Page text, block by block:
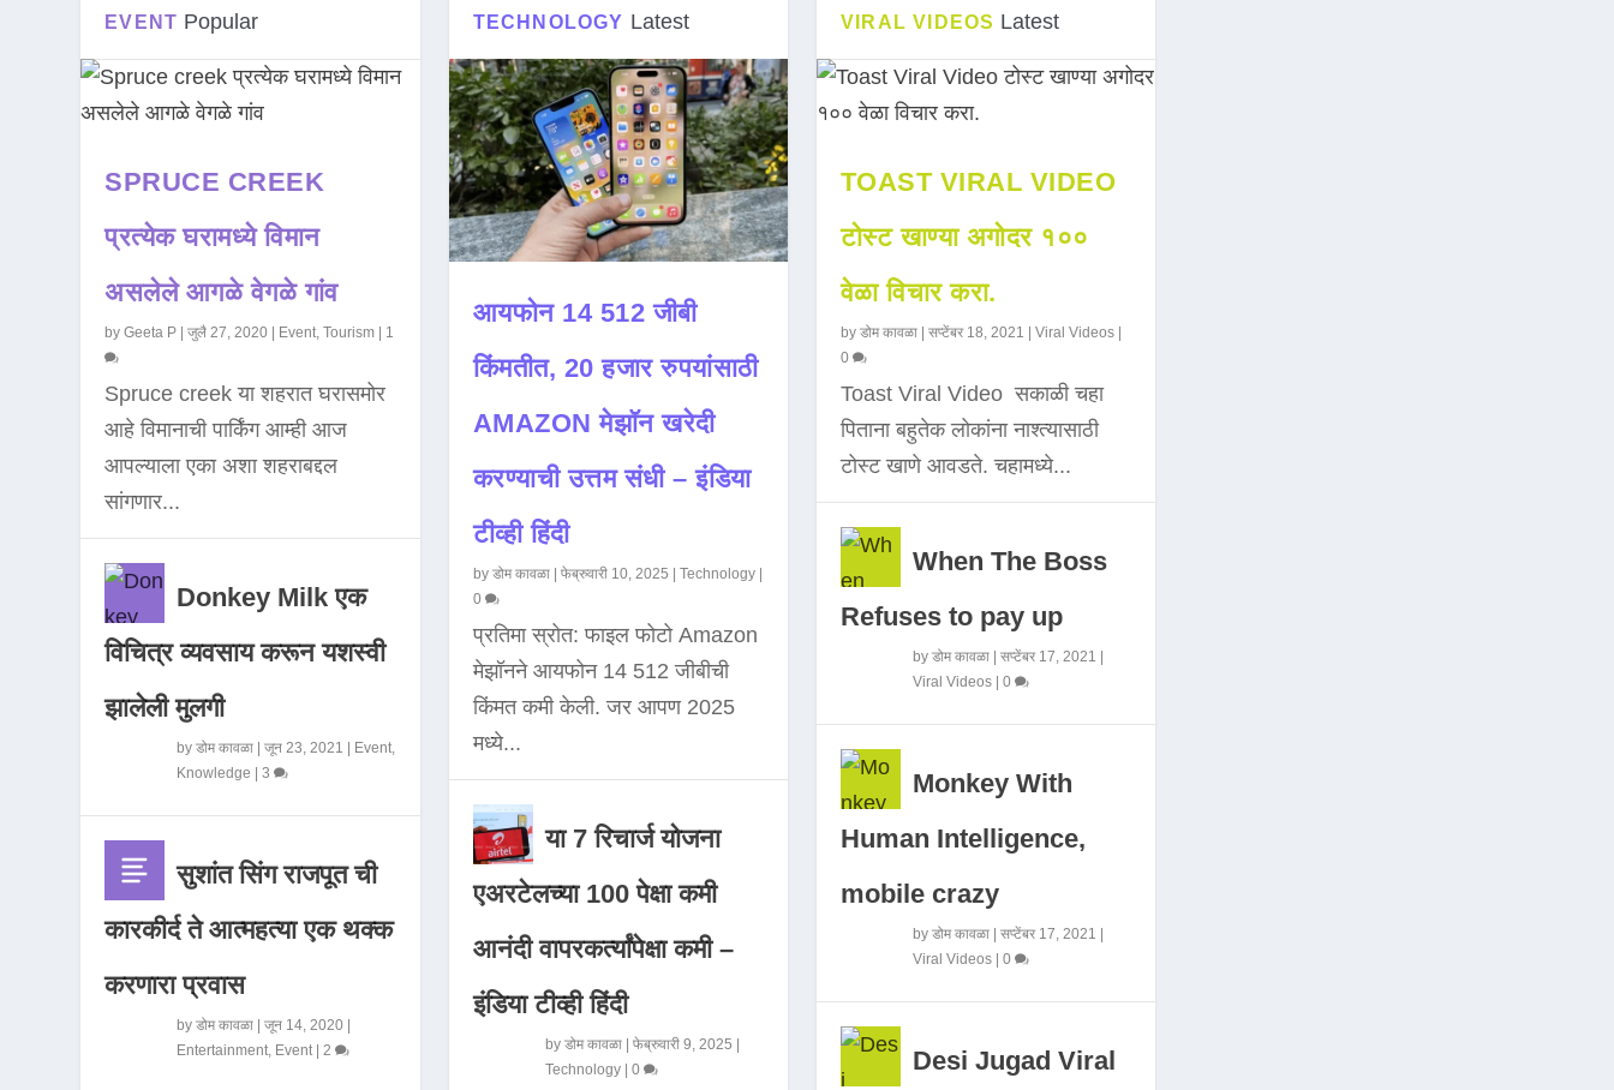
EVENT Popular
SPRUCE CREEK
प्रत्येक घरामध्ये विमान
असलेले आगळे वेगळे गांव
byGeeta P |जुलै 27, 2020 | Event ,Tourism | 1
Spruce creek या शहरात घरासमोर
आहे विमानाची पार्किंग आम्ही आज
आपल्याला एका अशा शहराबद्दल
सांगणार...
Donkey Milk एक
विचित्र व्यवसाय करून यशस्वी
झालेली मुलगी
byडोम कावळा |जून 23, 2021 | Event
Knowledge |3
सुशांत सिंग राजपूत ची
कारकीर्द ते आत्महत्या एक थक्क
करणारा प्रवास
byडोम कावळा |जून 14, 2020 |
Entertainment Event | 2
TECHNOLOGY Latest
आयफोन 14 512 जीबी
किंमतीत, 20 हजार रुपयांसाठी
AMAZON मेझॉन खरेदी
करण्याची उत्तम संधी – इंडिया
टीव्ही हिंदी
by डोम कावळा| फेब्रुवारी 10, 2025 Technology|
0
प्रतिमा स्रोत: फाइल फोटो Amazon
मेझॉनने आयफोन 14 512 जीबीची
किंमत कमी केली. जर आपण 2025
मध्ये...
या 7 रिचार्ज योजना
एअरटेलच्या 100 पेक्षा कमी
आनंदी वापरकर्त्यांपेक्षा कमी –
इंडिया टीव्ही हिंदी
by डोम कावळा| फेब्रुवारी 9, 2025
Technology| 0
VIRAL VIDEOS Latest
TOAST VIRAL VIDEO
टोस्ट खाण्या अगोदर १००
वेळा विचार करा.
by डोम कावळा| सप्टेंबर 18, 2021 | Viral Videos|
0
Toast Viral Video सकाळी चहा
पिताना बहुतेक लोकांना नाश्त्यासाठी
टोस्ट खाणे आवडते. चहामध्ये...
When The Boss
Refuses to pay up
by डोम कावळा| सप्टेंबर 17, 2021 |
Viral Videos| 0
Monkey With
Human Intelligence,
mobile crazy
by डोम कावळा| सप्टेंबर 17, 2021 |
Viral Videos| 0
Desi Jugad Viral